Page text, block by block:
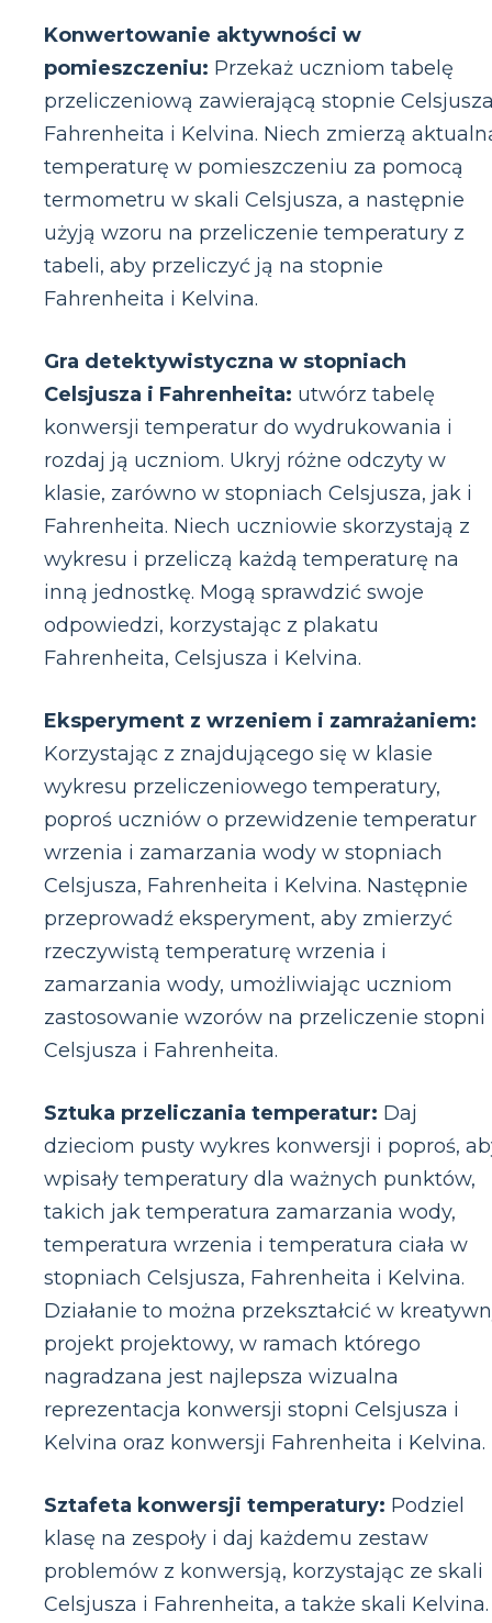
Konwertowanie aktywności w
pomieszczeniu: Przekaż uczniom tabelę
przeliczeniową zawierającą stopnie
Fahrenheita i Kelvina. Niech zmierzą
temperaturę w pomieszczeniu za pomocą
termometru w skali Celsjusza, a następnie
użyją wzoru na przeliczenie temperatury z
tabeli, aby przeliczyć ją na stopnie
Fahrenheita i Kelvina.
Gra detektywistyczna w stopniach
Celsjusza i Fahrenheita: utwórz tabelę
konwersji temperatur do wydrukowania i
rozdaj ją uczniom. Ukryj różne odczyty w
klasie, zarówno w stopniach Celsjusza, jak i
Fahrenheita. Niech uczniowie skorzystają z
wykresu i przeliczą każdą temperaturę na
inną jednostkę. Mogą sprawdzić swoje
odpowiedzi, korzystając z plakatu
Fahrenheita, Celsjusza i Kelvina.
Eksperyment z wrzeniem i zamrażaniem:
Korzystając z znajdującego się w klasie
wykresu przeliczeniowego temperatury,
poproś uczniów o przewidzenie temperatur
wrzenia i zamarzania wody w stopniach
Celsjusza, Fahrenheita i Kelvina. Następnie
przeprowadź eksperyment, aby zmierzyć
rzeczywistą temperaturę wrzenia i
zamarzania wody, umożliwiając uczniom
zastosowanie wzorów na przeliczenie stopni
Celsjusza i Fahrenheita.
Sztuka przeliczania temperatur: Daj
dzieciom pusty wykres konwersji i poproś,
wpisały temperatury dla ważnych punktów,
takich jak temperatura zamarzania wody,
temperatura wrzenia i temperatura ciała w
stopniach Celsjusza, Fahrenheita i Kelvina.
Działanie to można przekształcić w
projekt projektowy, w ramach którego
nagradzana jest najlepsza wizualna
reprezentacja konwersji stopni Celsjusza i
Kelvina oraz konwersji Fahrenheita i Kelvina.
Sztafeta konwersji temperatury: Podziel
klasę na zespoły i daj każdemu zestaw
problemów z konwersją, korzystając ze skali
Celsjusza i Fahrenheita, a także skali Kelvina.